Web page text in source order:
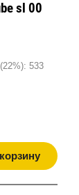
sl 00
533